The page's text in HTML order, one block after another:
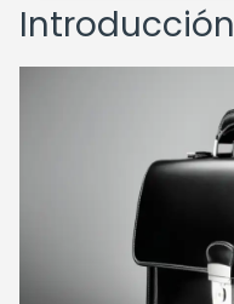
Introducción